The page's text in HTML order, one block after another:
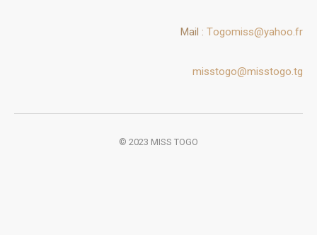
Mail : Togomiss@yahoo.fr
misstogo@misstogo.tg
© 2023 MISS TOGO